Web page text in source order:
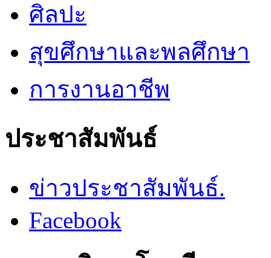
ศิลปะ
สุขศึกษาและพลศึกษา
การงานอาชีพ
ประชาสัมพันธ์
ข่าวประชาสัมพันธ์.
Facebook